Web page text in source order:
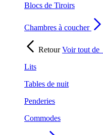
Blocs de Tiroirs
Chambres à coucher
RetourVoir tout de
Lits
Tables de nuit
Penderies
Commodes